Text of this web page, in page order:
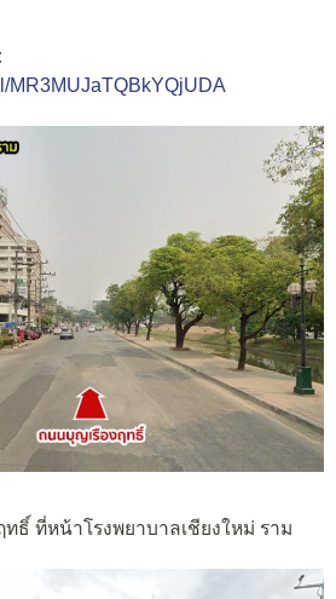
MR3MUJaTQBkYQjUDA
ทธิ์ ที่หน้าโรงพยาบาลเชียงใหม่ ราม